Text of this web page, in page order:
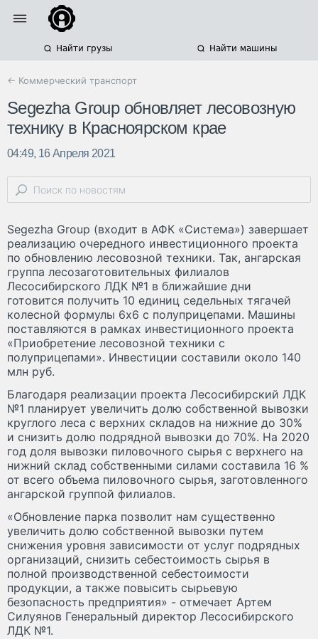
Найти грузы Найти машины
← Коммерческий транспорт
Segezha Group обновляет лесовозную
технику в Красноярском крае
04:49, 16 Апреля 2021
Segezha Group (входит в АФК «Система») завершает
реализацию очередного инвестиционного проекта
по обновлению лесовозной техники. Так, ангарская
группа лесозаготовительных филиалов
Лесосибирского ЛДК №1 в ближайшие дни
готовится получить 10 единиц седельных тягачей
колесной формулы 6х6 с полуприцепами. Машины
поставляются в рамках инвестиционного проекта
«Приобретение лесовозной техники с
полуприцепами». Инвестиции составили около 140
млн руб.
Благодаря реализации проекта Лесосибирский ЛДК
№1 планирует увеличить долю собственной вывозки
круглого леса с верхних складов на нижние до 30%
и снизить долю подрядной вывозки до 70%. На 2020
год доля вывозки пиловочного сырья с верхнего на
нижний склад собственными силами составила 16 %
от всего объема пиловочного сырья, заготовленного
ангарской группой филиалов.
«Обновление парка позволит нам существенно
увеличить долю собственной вывозки путем
снижения уровня зависимости от услуг подрядных
организаций, снизить себестоимость сырья в
полной производственной себестоимости
продукции, а также повысить сырьевую
безопасность предприятия» - отмечает Артем
Силуянов Генеральный директор Лесосибирского
ЛДК №1.